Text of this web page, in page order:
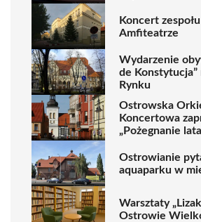
Koncert
Amfiteatrze
Wydarzenie
de
Rynku
Ostrowska
Koncertowa
„Pożegnanie
Ostrowianie
aquaparku w
Warsztaty
Ostrowie